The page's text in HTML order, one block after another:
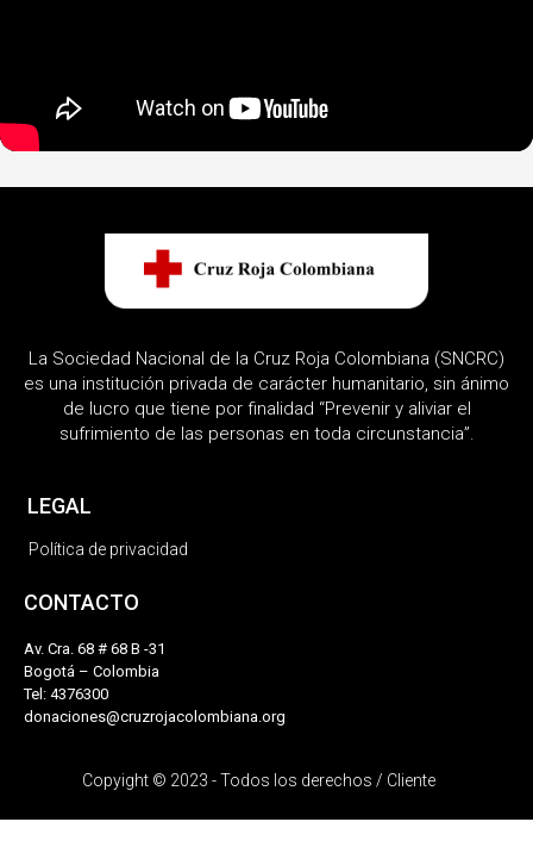
La Sociedad Nacional de la Cruz Roja Colombiana (SNCRC)
es una institución privada de carácter humanitario, sin ánimo
de lucro que tiene por finalidad “Prevenir y aliviar el
sufrimiento de las personas en toda circunstancia”.
LEGAL
Política de privacidad
CONTACTO
Av. Cra. 68 # 68 B -31
Bogotá – Colombia
Tel: 4376300
donaciones@cruzrojacolombiana.org
Copyight © 2023 - Todos los derechos / Cliente